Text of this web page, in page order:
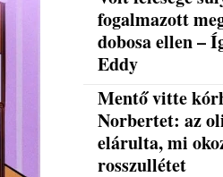
fogalmazott
dobosa ellen –
Eddy
Mentő vitte
Norbertet: az
elárulta, mi
rosszullétet